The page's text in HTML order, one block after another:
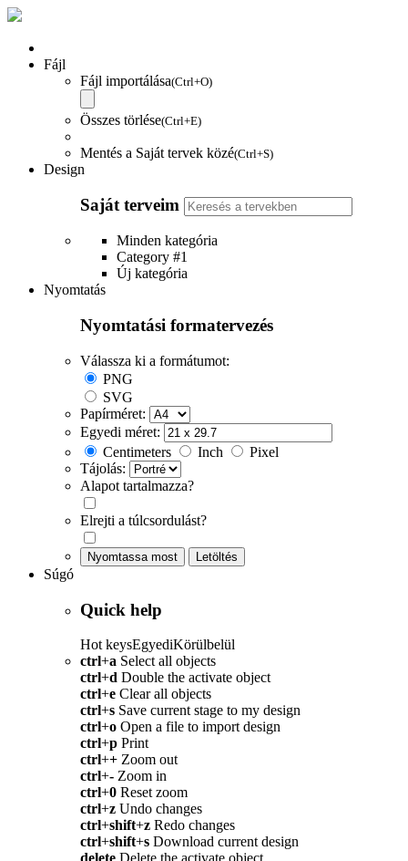
Fájl
Fájl importálása(Ctrl+O)
Összes törlése(Ctrl+E)
Mentés a Saját tervek közé(Ctrl+S)
Design
Saját terveim
Minden kategória
Category #1
Új kategória
Nyomtatás
Nyomtatási formatervezés
Válassza ki a formátumot:
PNG
SVG
Papírméret:
Egyedi méret:
Centimeters
Inch
Pixel
Tájolás:
Alapot tartalmazza?
Elrejti a túlcsordulást?
Nyomtassa most Letöltés
Súgó
Quick help
Hot keysEgyediKörülbelül
ctrl+a Select all objects
ctrl+d Double the activate object
ctrl+e Clear all objects
ctrl+s Save current stage to my design
ctrl+o Open a file to import design
ctrl+p Print
ctrl++ Zoom out
ctrl+- Zoom in
ctrl+0 Reset zoom
ctrl+z Undo changes
ctrl+shift+z Redo changes
ctrl+shift+s Download current design